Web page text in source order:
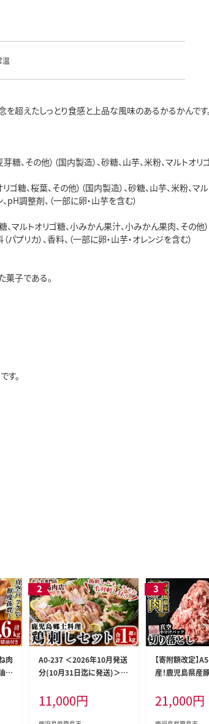
温
超えたしっとり食感と上品な風味のあるかるかんです
糖、その他）（国内製造）、砂糖、山芋、米粉、マルトオ
ゴ糖、桜葉、その他）（国内製造）、砂糖、山芋、米粉、
pH調整剤、（一部に卵・山芋を含む）
マルトオリゴ糖、小みかん果汁、小みかん果肉、その他
パプリカ）、香料、（一部に卵・山芋・オレンジを含む）
子である。
す。
肉
ミ
A0-237 ＜2026年10月発送
分(10月31日迄に発送)＞国
刺し2本と厳選醤油たれ付き
【坂留鶏肉店】霧島市 鳥刺し
11,000円
【寄附額改定】
産！鹿児島県産
(計5kg)【肉の豊
肉 豚肉 切り落と
21,000円